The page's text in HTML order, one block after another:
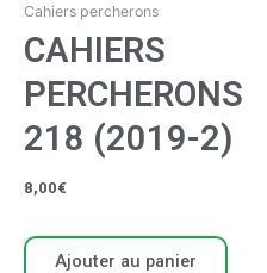
Cahiers percherons
CAHIERS
PERCHERONS
218 (2019-2)
8,00€
Ajouter au panier